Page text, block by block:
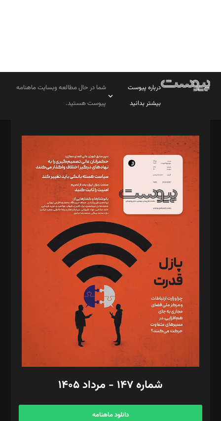
درباره پیوست
بیشتر بدانید
شما در حال مطالعه وبسایت ماهنامه
پیوست هستید.
مدیر مسئول: محمدباقر اثنی‌عشری
سردبیر: مهرک محمودی
دبیر تحریریه: میثم قاسمی
د‌بیر ناداستان: سمانه سمیع
د‌بیر خدمت و تجارت: ابوالفضل رجبی
د‌بیر حقوق فناوری: حسام‌الدین ایپکچی
د‌بیر پیوست جهان: مینا پاکدل
د‌بیر تحریریه آنلاین: بابک نقاش
تحریریه‌: مجتبی محمود‌ی، آرش برهمند، یسنا امان‌پور، سروش کرمیان،
مصطفی مسجدی آرانی، ابوالفضل رجبی، زهرا فکرانه، فائزه فتحی
رستمی،مصطفی باستان
ویرایش: نگار استاد‌‌آقا
طراح یونیفرم: مجید توکلی
فیلمبرداری و عکاسی: امیر شفیعی، مانی لطفی زاده
گرافیک و صفحه‌آرایی: سید‌سبحان‌علی ثابت
مد‌یر توسعه تجاری: کامبیز برید‌
امور مالی: شاپور رهبری، محمد‌ کاظمی‌نیا
آگهی و مشترکین: ۰۹۱۹۹۹۹۰۴۵۴
شماره ۱۴۷ - مرداد ۱۴۰۵
دانلود ماهنامه